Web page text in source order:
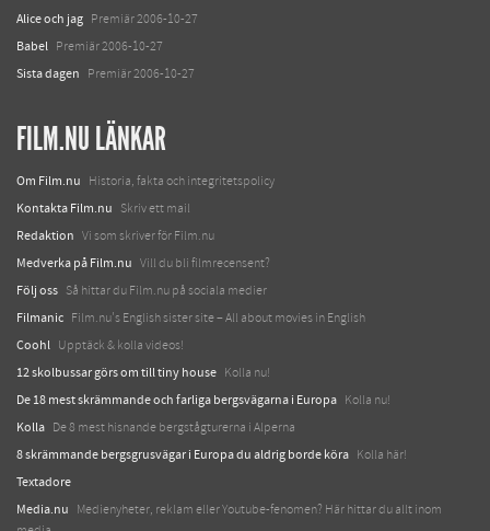
Alice och jag Premiär 2006-10-27
Babel Premiär 2006-10-27
Sista dagen Premiär 2006-10-27
FILM.NU LÄNKAR
Om Film.nu Historia, fakta och integritetspolicy
Kontakta Film.nu Skriv ett mail
Redaktion Vi som skriver för Film.nu
Medverka på Film.nu Vill du bli filmrecensent?
Följ oss Så hittar du Film.nu på sociala medier
Filmanic Film.nu's English sister site – All about movies in English
Coohl Upptäck & kolla videos!
12 skolbussar görs om till tiny house Kolla nu!
De 18 mest skrämmande och farliga bergsvägarna i Europa Kolla nu!
Kolla De 8 mest hisnande bergstågturerna i Alperna
8 skrämmande bergsgrusvägar i Europa du aldrig borde köra Kolla här!
Textadore
Media.nu
Medienyheter, reklam eller Youtube-fenomen? Här hittar du allt inom